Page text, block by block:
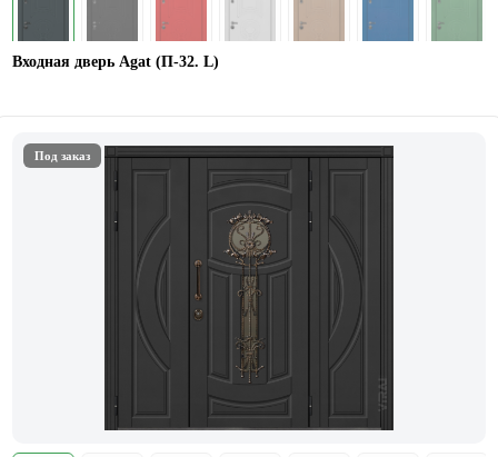
Входная дверь Agat (П-32. L)
Под заказ